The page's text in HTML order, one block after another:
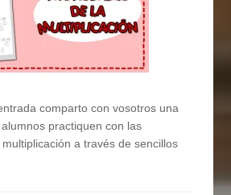
comparto con vosotros una
practiquen con las
a través de sencillos